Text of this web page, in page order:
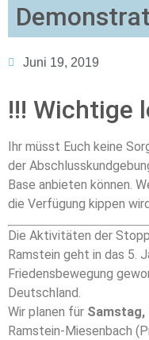
Juni 19, 2019
!!! Wichtige
Ihr müsst Euch keine
der
Base anbieten können.
die Verfügung kippen
Die Aktivitäten der
Ramstein geht in das 5.
Friedensbewegung
Deutschland.
Wir planen für Samstag,
Ramstein-Miesenbach (